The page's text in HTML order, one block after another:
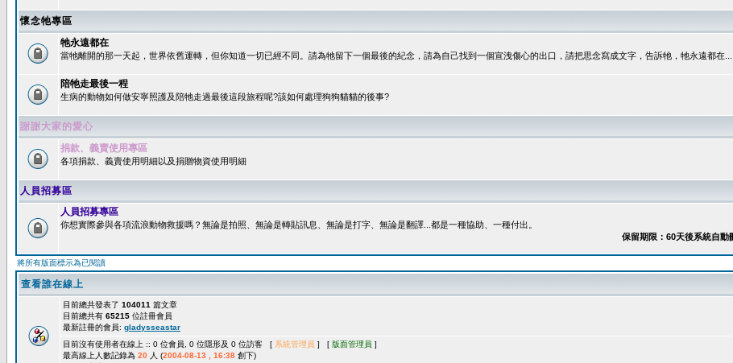
懷念牠專區
牠永遠都在
當牠離開的那一天起，世界依舊運轉，但你知道一切已經不同。請為牠留下一個最後的紀念，請為自己找到一個宣洩傷心的出口，請把思念寫成文字，告訴牠，牠永遠都在.....
陪牠走最後一程
生病的動物如何做安寧照護及陪牠走過最後這段旅程呢?該如何處理狗狗貓貓的後事?
謝謝大家的愛心
捐款、義賣使用專區
各項捐款、義賣使用明細以及捐贈物資使用明細
人員招募區
人員招募專區
你想實際參與各項流浪動物救援嗎？無論是拍照、無論是轉貼訊息、無論是打字、無論是翻譯...都是一種協助、一種付出。
保留期限：60天後系統自動刪除
將所有版面標示為已閱讀
查看誰在線上
目前總共發表了 104011 篇文章
目前總共有 65215 位註冊會員
最新註冊的會員: gladysseastar
目前沒有使用者在線上 :: 0 位會員, 0 位隱形及 0 位訪客 [ 系統管理員 ] [ 版面管理員 ]
最高線上人數記錄為 20 人 (2004-08-13 , 16:38 創下)